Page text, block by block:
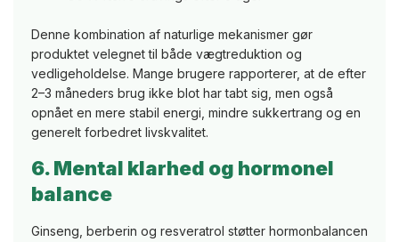
Denne kombination af naturlige mekanismer gør
produktet velegnet til både vægtreduktion og
vedligeholdelse. Mange brugere rapporterer, at de efter
2–3 måneders brug ikke blot har tabt sig, men også
opnået en mere stabil energi, mindre sukkertrang og en
generelt forbedret livskvalitet.
6. Mental klarhed og hormonel
balance
Ginseng, berberin og resveratrol støtter hormonbalancen